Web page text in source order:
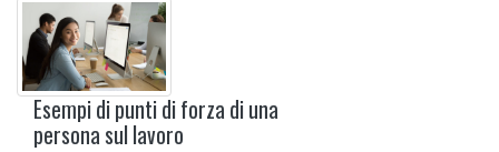
Esempi di punti di forza di una
persona sul lavoro